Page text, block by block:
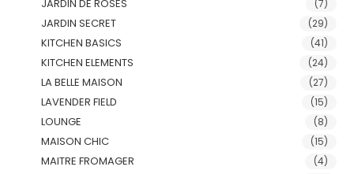
JARDIN DE ROSES (7)
JARDIN SECRET (29)
KITCHEN BASICS (41)
KITCHEN ELEMENTS (24)
LA BELLE MAISON (27)
LAVENDER FIELD (15)
LOUNGE (8)
MAISON CHIC (15)
MAITRE FROMAGER (4)